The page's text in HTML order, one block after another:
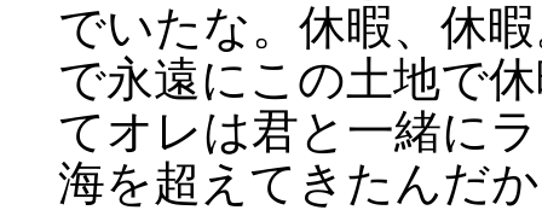
でいたな。休暇、休
で永遠にこの土地で
てオレは君と一緒に
海を超えてきたんだ